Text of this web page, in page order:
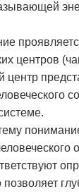
центров